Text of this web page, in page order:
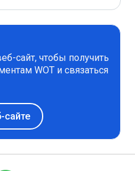
сайт, чтобы получить
WOT и связаться
сайте